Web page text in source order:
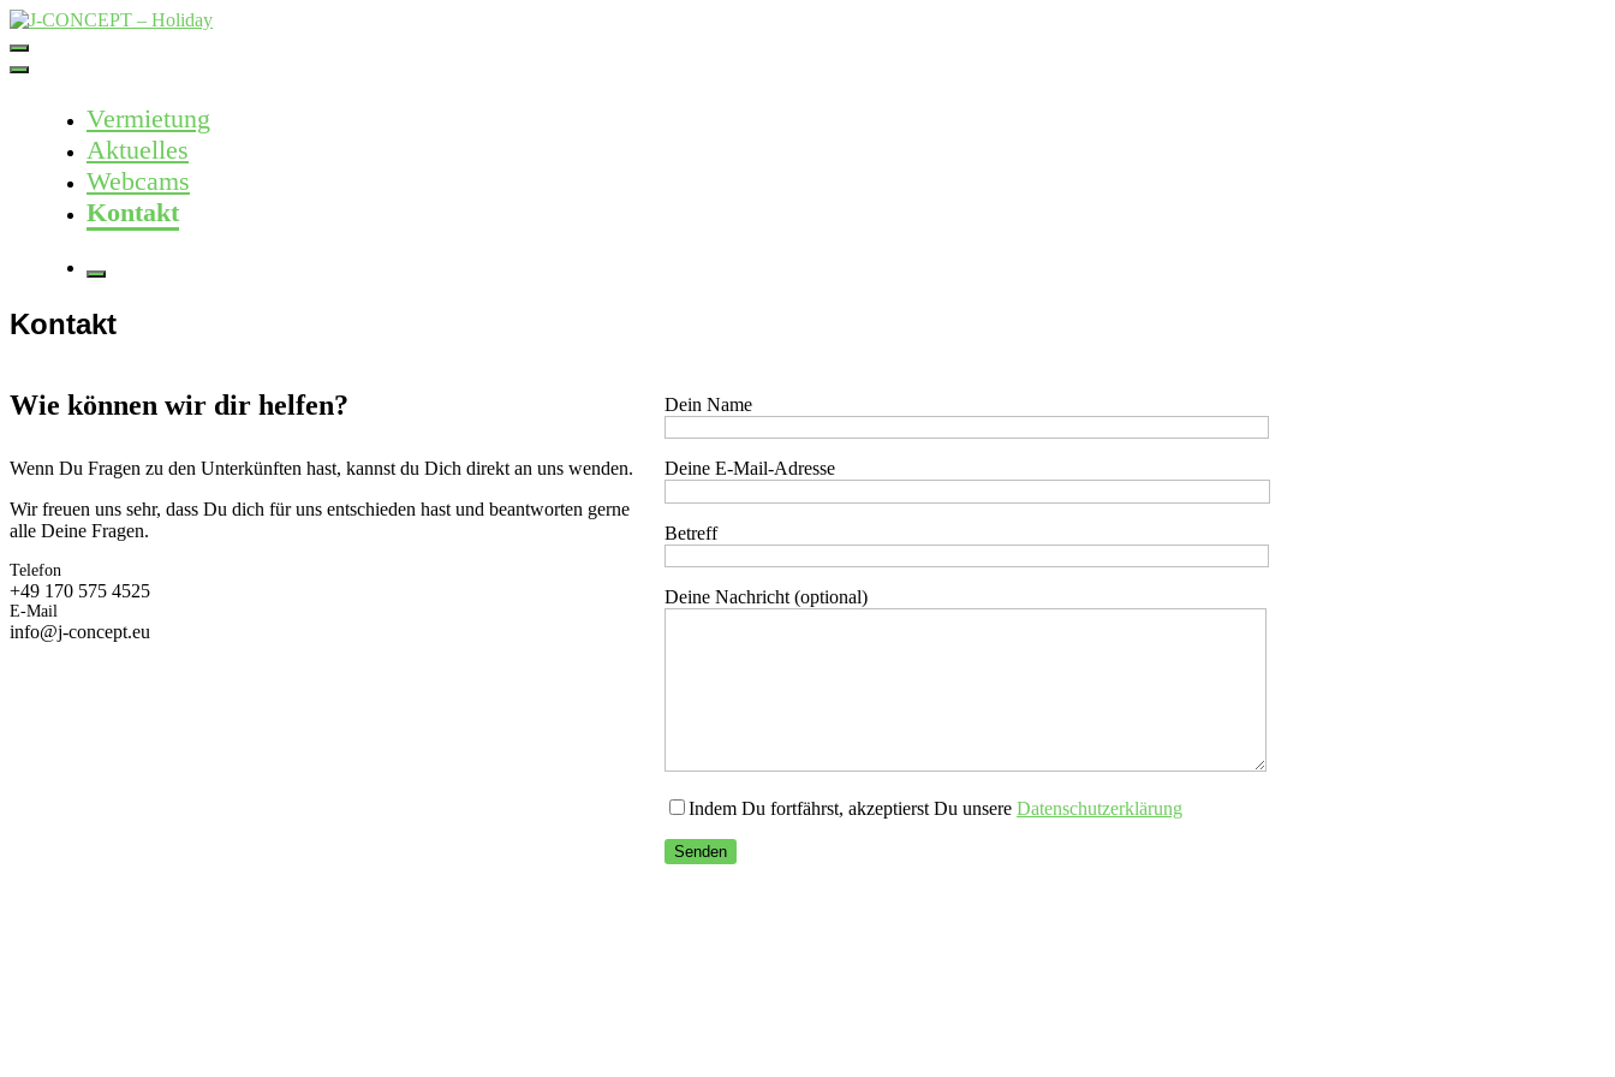
Skip
to
content
Vermietung
Aktuelles
Webcams
Kontakt
More
Kontakt
Wie können wir dir helfen?
Wenn Du Fragen zu den Unterkünften hast, kannst du Dich direkt an uns wenden.
Wir freuen uns sehr, dass Du dich für uns entschieden hast und beantworten gerne
alle Deine Fragen.
Telefon
+49 170 575 4525
E-Mail
info@j-concept.eu
Dein Name
Deine E-Mail-Adresse
Betreff
Deine Nachricht (optional)
Indem Du fortfährst, akzeptierst Du unsere Datenschutzerklärung